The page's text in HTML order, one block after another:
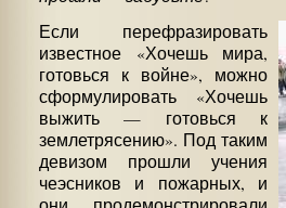
Если перефразировать
известное «Хочешь мира,
готовься к войне», можно
сформулировать «Хочешь
выжить — готовься к
землетрясению». Под таким
девизом прошли учения
чеэсников и пожарных, и